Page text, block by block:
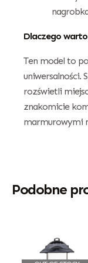
Dlaczego
Ten model to
uniwersalności.
rozświetli
znakomicie
marmurowymi
Podobne